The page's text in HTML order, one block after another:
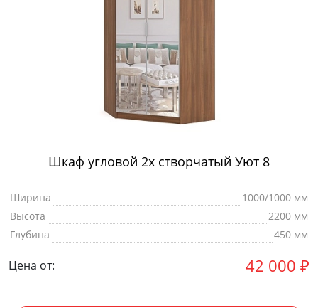
Шкаф угловой 2х створчатый Уют 8
Ширина
1000/1000 мм
Высота
2200 мм
Глубина
450 мм
Цена от: 42 000 ₽